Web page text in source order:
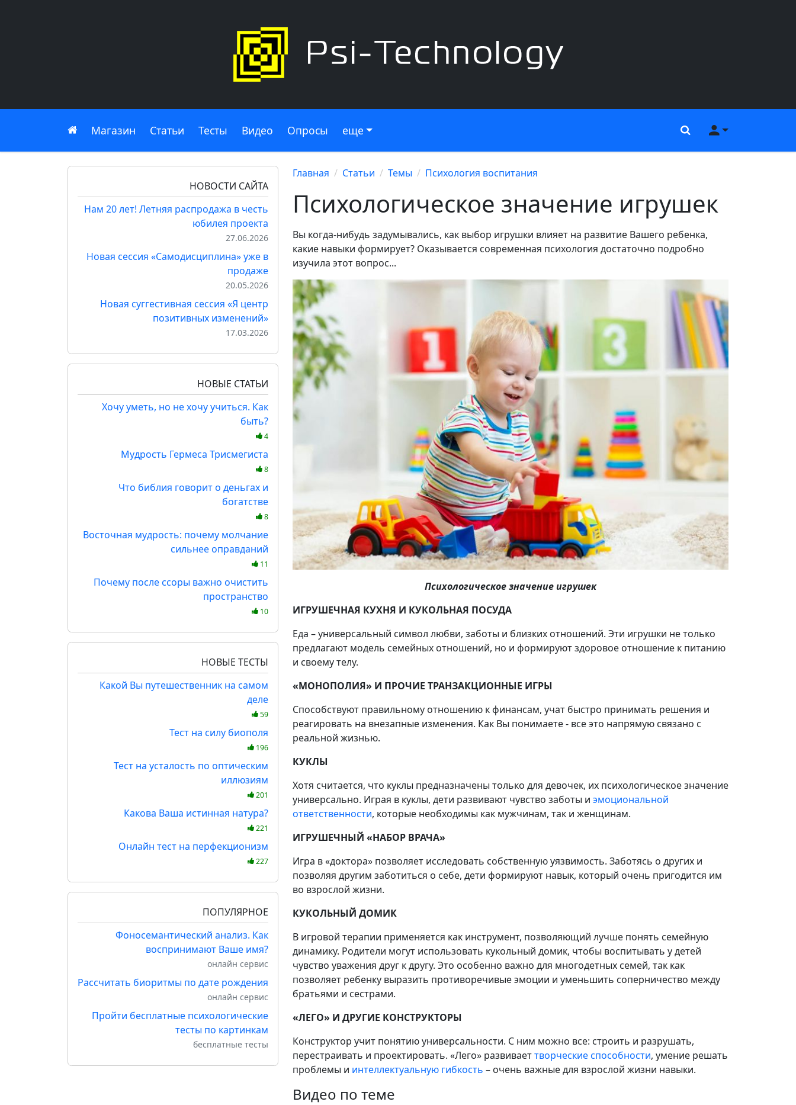
Главная
Магазин Статьи Тесты Видео Опросы еще ПоискМеню
НОВОСТИ САЙТА
Нам 20 лет! Летняя распродажа в честь
юбилея проекта
27.06.2026
Новая сессия «Самодисциплина» уже в
продаже
20.05.2026
Новая суггестивная сессия «Я центр
позитивных изменений»
17.03.2026
НОВЫЕ СТАТЬИ
Хочу уметь, но не хочу учиться. Как
быть?
4
Мудрость Гермеса Трисмегиста
8
Что библия говорит о деньгах и
богатстве
8
Восточная мудрость: почему молчание
сильнее оправданий
11
Почему после ссоры важно очистить
пространство
10
НОВЫЕ ТЕСТЫ
Какой Вы путешественник на самом
деле
59
Тест на силу биополя
196
Тест на усталость по оптическим
иллюзиям
201
Какова Ваша истинная натура?
221
Онлайн тест на перфекционизм
227
ПОПУЛЯРНОЕ
Фоносемантический анализ. Как
воспринимают Ваше имя?
онлайн сервис
Рассчитать биоритмы по дате рождения
онлайн сервис
Пройти бесплатные психологические
тесты по картинкам
бесплатные тесты
Главная Статьи Темы Психология воспитания
Психологическое значение игрушек
Вы когда-нибудь задумывались, как выбор игрушки влияет на развитие Вашего ребенка,
какие навыки формирует? Оказывается современная психология достаточно подробно
изучила этот вопрос...
Психологическое значение игрушек
ИГРУШЕЧНАЯ КУХНЯ И КУКОЛЬНАЯ ПОСУДА
Еда – универсальный символ любви, заботы и близких отношений. Эти игрушки не только
предлагают модель семейных отношений, но и формируют здоровое отношение к питанию
и своему телу.
«МОНОПОЛИЯ» И ПРОЧИЕ ТРАНЗАКЦИОННЫЕ ИГРЫ
Способствуют правильному отношению к финансам, учат быстро принимать решения и
реагировать на внезапные изменения. Как Вы понимаете - все это напрямую связано с
реальной жизнью.
КУКЛЫ
Хотя считается, что куклы предназначены только для девочек, их психологическое значение
универсально. Играя в куклы, дети развивают чувство заботы и эмоциональной
ответственности, которые необходимы как мужчинам, так и женщинам.
ИГРУШЕЧНЫЙ «НАБОР ВРАЧА»
Игра в «доктора» позволяет исследовать собственную уязвимость. Заботясь о других и
позволяя другим заботиться о себе, дети формируют навык, который очень пригодится им
во взрослой жизни.
КУКОЛЬНЫЙ ДОМИК
В игровой терапии применяется как инструмент, позволяющий лучше понять семейную
динамику. Родители могут использовать кукольный домик, чтобы воспитывать у детей
чувство уважения друг к другу. Это особенно важно для многодетных семей, так как
позволяет ребенку выразить противоречивые эмоции и уменьшить соперничество между
братьями и сестрами.
«ЛЕГО» И ДРУГИЕ КОНСТРУКТОРЫ
Конструктор учит понятию универсальности. С ним можно все: строить и разрушать,
перестраивать и проектировать. «Лего» развиваеттворческие способности, умение решать
проблемы и интеллектуальную гибкость – очень важные для взрослой жизни навыки.
Видео по теме